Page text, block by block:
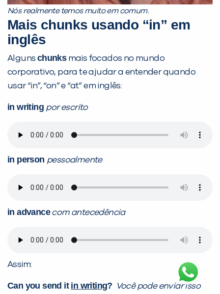
Nós realmente temos muito em comum.
Mais chunks usando “in” em
inglês
Alguns chunksmais focados no mundo
corporativo, para te ajudar a entender quando
usar “in”, “on” e “at” em inglês:
in writing por escrito
in person pessoalmente
in advance com antecedência
Assim:
Can you send it in writing? Você pode enviar isso